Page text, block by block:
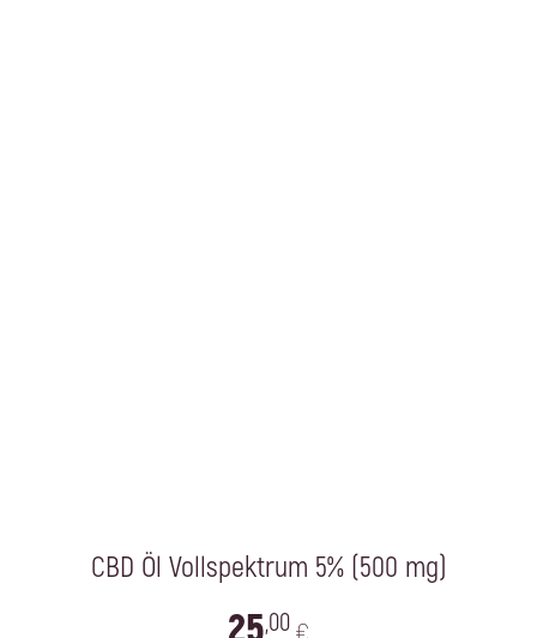
CBD Öl Vollspektrum 5% (500 mg)
,00